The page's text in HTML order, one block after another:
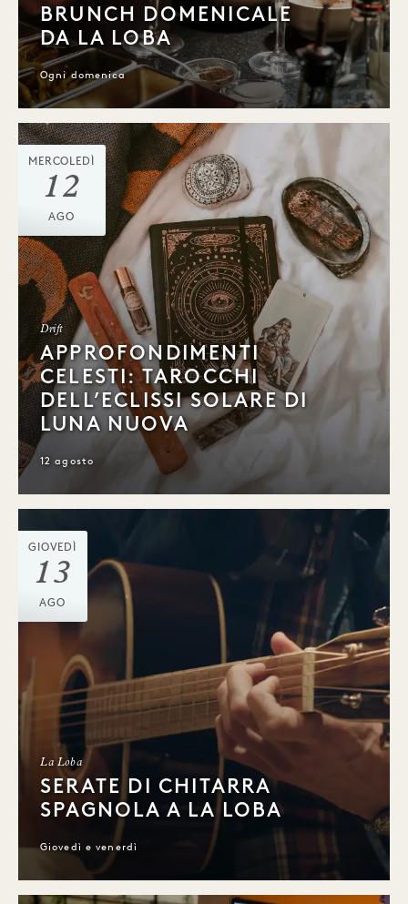
BRUNCH DOMENICALE
DA LA LOBA
Ogni domenica
MERCOLEDÌ
12
AGO
Drift
APPROFONDIMENTI
CELESTI: TAROCCHI
DELL’ECLISSI SOLARE DI
LUNA NUOVA
12 agosto
GIOVEDÌ
13
AGO
La Loba
SERATE DI CHITARRA
SPAGNOLA A LA LOBA
Giovedì e venerdì